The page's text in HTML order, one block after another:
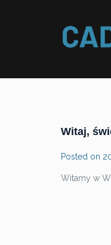
Witaj,
Posted on
Witamy w